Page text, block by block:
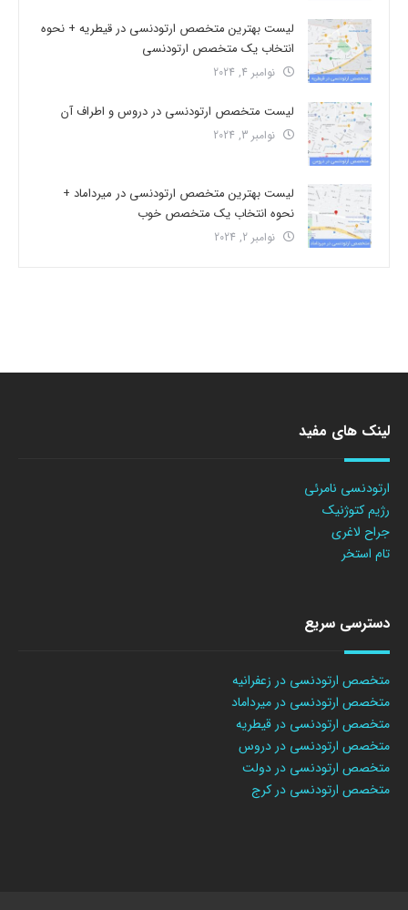
لیست بهترین متخصص ارتودنسی در قیطریه + نحوه
انتخاب یک متخصص ارتودنسی
نوامبر 4, 2024
لیست متخصص ارتودنسی در دروس و اطراف آن
نوامبر 3, 2024
لیست بهترین متخصص ارتودنسی در میرداماد +
نحوه انتخاب یک متخصص خوب
نوامبر 2, 2024
لینک های مفید
ارتودنسی نامرئی
رژیم کتوژنیک
جراح لاغری
تام استخر
دسترسی سریع
متخصص ارتودنسی در زعفرانیه
متخصص ارتودنسی در میرداماد
متخصص ارتودنسی در قیطریه
متخصص ارتودنسی در دروس
متخصص ارتودنسی در دولت
متخصص ارتودنسی در کرج